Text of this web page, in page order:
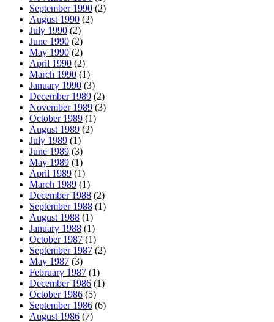
September 1990 (2)
August 1990 (2)
July 1990 (2)
June 1990 (2)
May 1990 (2)
April 1990 (2)
March 1990 (1)
January 1990 (3)
December 1989 (2)
November 1989 (3)
October 1989 (1)
August 1989 (2)
July 1989 (1)
June 1989 (3)
May 1989 (1)
April 1989 (1)
March 1989 (1)
December 1988 (2)
September 1988 (1)
August 1988 (1)
January 1988 (1)
October 1987 (1)
September 1987 (2)
May 1987 (3)
February 1987 (1)
December 1986 (1)
October 1986 (5)
September 1986 (6)
August 1986 (7)